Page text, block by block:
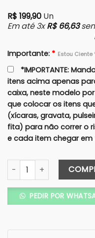
R$ 199,90 Un
Em até 3xR$66,63
Importante: * Estou
*IMPORTANTE:
itens acima apenas
caixa, neste modelo
que colocar os itens
(xícaras, gravata,
fita) para não correr o
e cada item chegar
Caixa Completa
PEDIR POR